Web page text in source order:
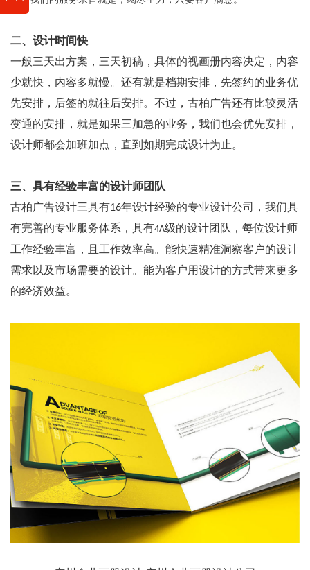
二、设计时间快
一般三天出方案，三天初稿，具体的视画册内容决定，内容
少就快，内容多就慢。还有就是档期安排，先签约的业务优
先安排，后签的就往后安排。不过，古柏广告还有比较灵活
变通的安排，就是如果三加急的业务，我们也会优先安排，
设计师都会加班加点，直到如期完成设计为止。
三、具有经验丰富的设计师团队
古柏广告设计三具有16年设计经验的专业设计公司，我们具
有完善的专业服务体系，具有 4A级的设计团队，每位设计师
工作经验丰富，且工作效率高。能快速精准洞察客户的设计
需求以及市场需要的设计。能为客户用设计的方式带来更多
的经济效益。